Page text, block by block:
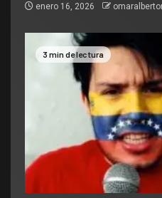
enero 16, 2026
3 min de lectura